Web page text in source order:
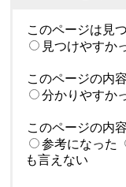
このページは見
見つけやすか
このページの内
分かりやすか
このページの内
参考になった
も言えない